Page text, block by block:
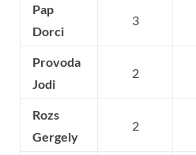
Pap
Dorci
3
Provoda
Jodi
2
Rozs
Gergely
2